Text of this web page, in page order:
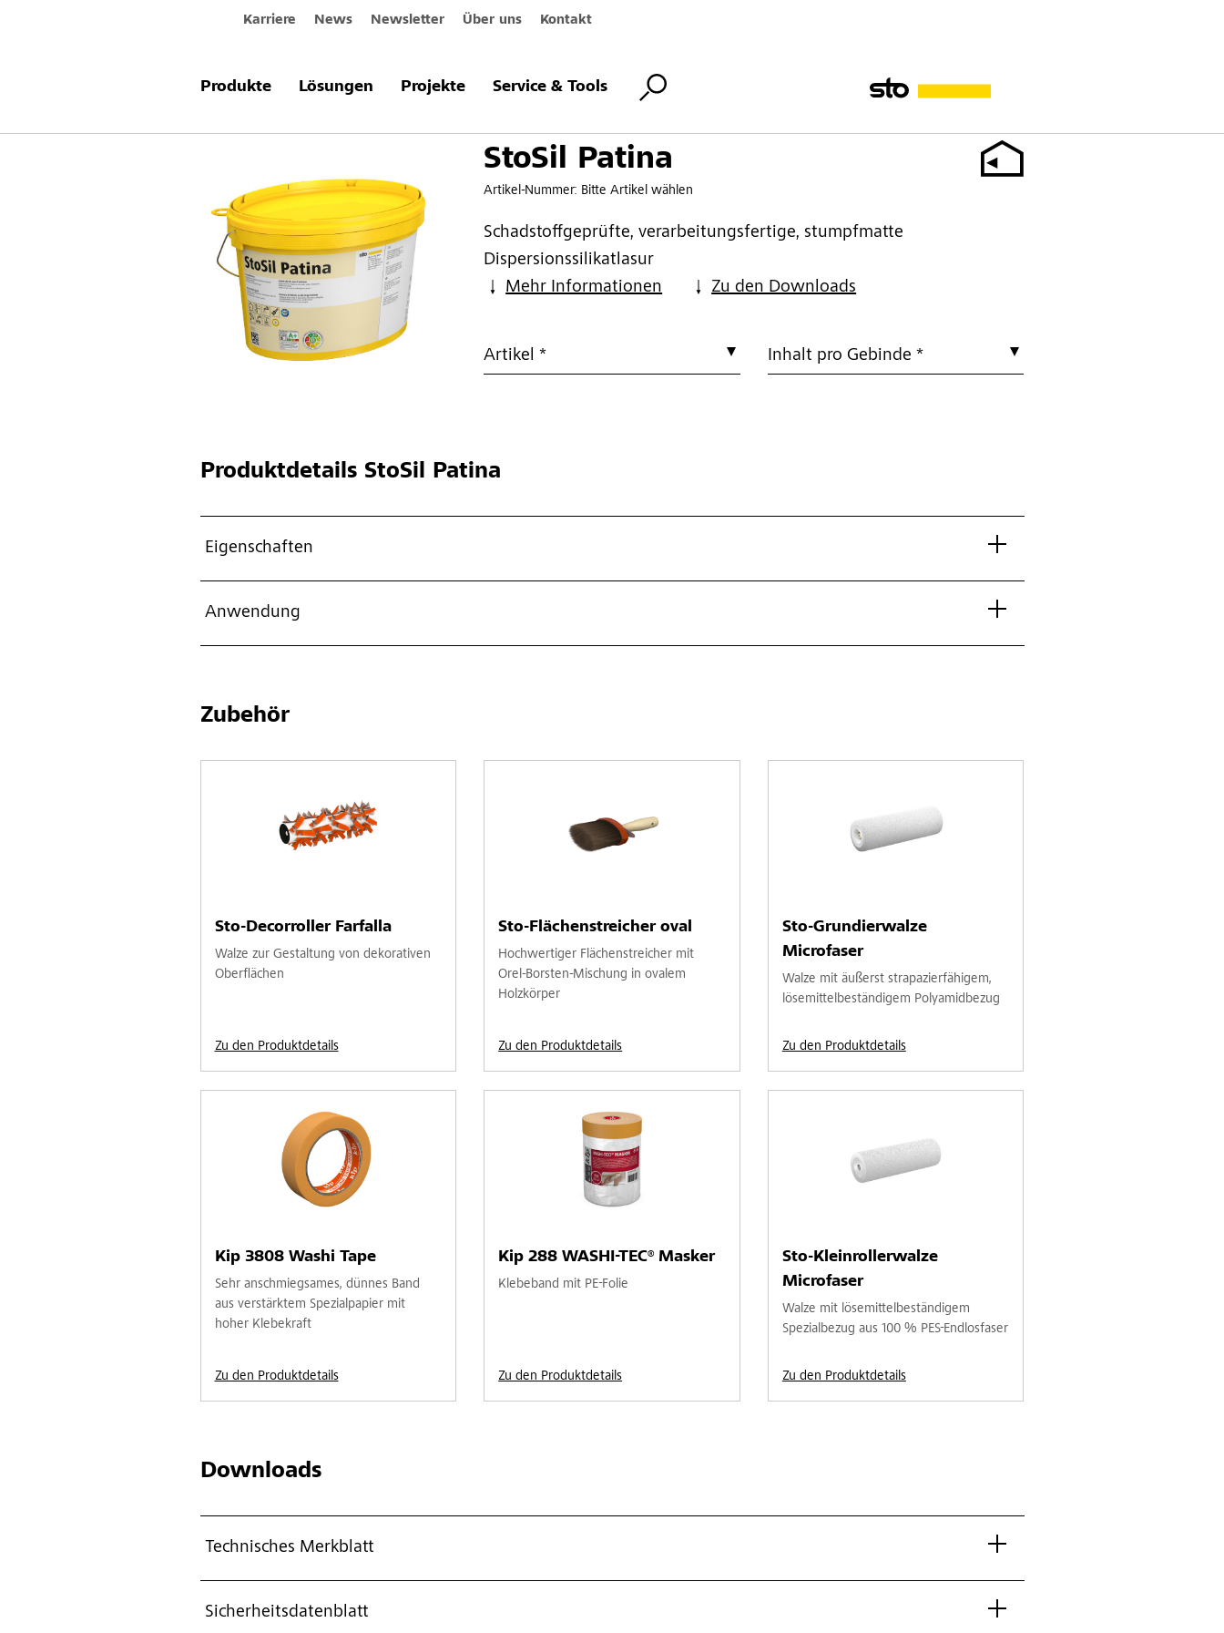
Karriere News Newsletter Über uns Kontakt
Produkte Lösungen Projekte Service & Tools
Produkte & Systeme StoSil Patina
StoSil Patina
Artikel-Nummer: Bitte Artikel wählen
Schadstoffgeprüfte, verarbeitungsfertige, stumpfmatte
Dispersionssilikatlasur
Mehr Informationen
Zu den Downloads
Artikel * Inhalt pro Gebinde *
ProduktdetailsStoSil Patina
Eigenschaften
Anwendung
Zubehör
Sto-Decorroller Farfalla
Walze zur Gestaltung von dekorativen
Oberflächen
Zu den Produktdetails
Sto-Flächenstreicher oval
Hochwertiger Flächenstreicher mit
Orel-Borsten-Mischung in ovalem
Holzkörper
Zu den Produktdetails
Sto-Grundierwalze
Microfaser
Walze mit äußerst strapazierfähigem,
lösemittelbeständigem Polyamidbezug
Zu den Produktdetails
Kip 3808 Washi Tape
Sehr anschmiegsames, dünnes Band
aus verstärktem Spezialpapier mit
hoher Klebekraft
Zu den Produktdetails
Kip 288 WASHI-TEC® Masker
Klebeband mit PE-Folie
Zu den Produktdetails
Sto-Kleinrollerwalze
Microfaser
Walze mit lösemittelbeständigem
Spezialbezug aus 100 % PES-Endlosfaser
Zu den Produktdetails
Downloads
Technisches Merkblatt
Sicherheitsdatenblatt